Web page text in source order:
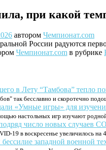
при какой
автором Чемпионат.com
России радуются
Чемпионат.com в рубрике
так бесславно и скоротечно
настольных игр изучают
19 в воскресенье увеличилось